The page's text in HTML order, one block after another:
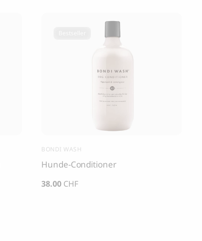
BONDI WASH
Hunde-Conditioner
38.00 CHF